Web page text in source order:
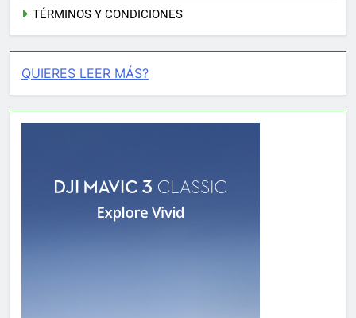
TÉRMINOS Y CONDICIONES
QUIERES LEER MÁS?